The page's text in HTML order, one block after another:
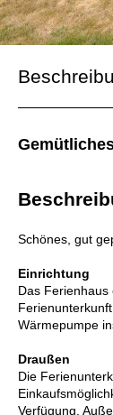
Schönes, gut
Einrichtung
Das
Wärmepumpe
Draußen
Die
Verfügung.